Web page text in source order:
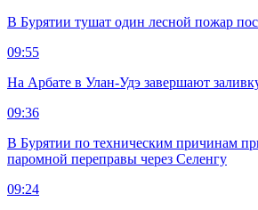
В Бурятии тушат один лесной пожар
09:55
На Арбате в Улан-Удэ завершают
09:36
В Бурятии по техническим причинам
паромной переправы через Селенгу
09:24